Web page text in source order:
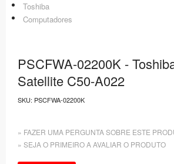
Toshiba
Computadores
PSCFWA-02200K -
Satellite C50-A022
SKU: PSCFWA-02200K
» FAZER UMA PERGUNTA SOBRE ESTE
» SEJA O PRIMEIRO A AVALIAR O PRODUTO